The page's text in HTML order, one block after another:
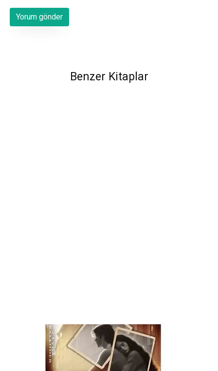
Benzer Kitaplar